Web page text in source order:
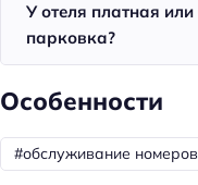
Общая информация
Номеров: 19
Цена номера
У отеля платная
парковка?
Особенности
#обслуживание номеров